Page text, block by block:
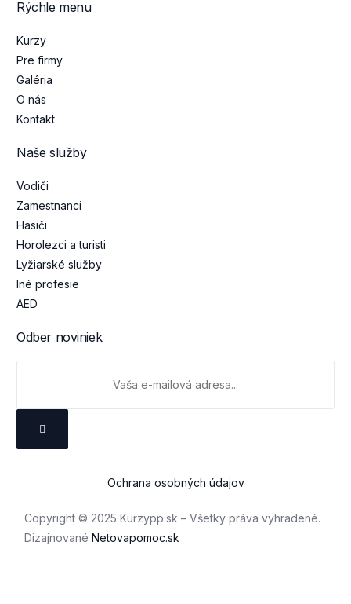
Rýchle menu
Kurzy
Pre firmy
Galéria
O nás
Kontakt
Naše služby
Vodiči
Zamestnanci
Hasiči
Horolezci a turisti
Lyžiarské služby
Iné profesie
AED
Odber noviniek
Copyright © 2025 Kurzypp.sk – Všetky práva vyhradené.
DizajnovanéNetovapomoc.sk
Ochrana osobných údajov